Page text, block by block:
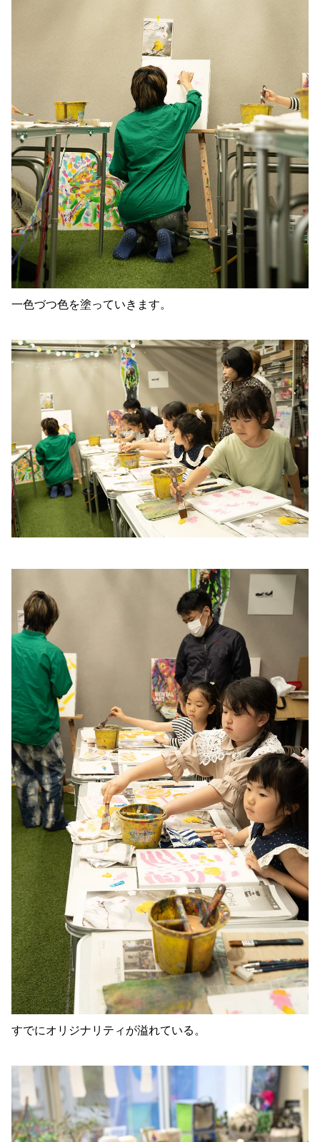
一色づつ色を塗っていきます。
すでにオリジナリティが溢れている。